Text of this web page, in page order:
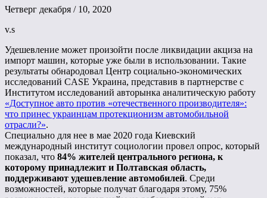
Четверг декабря / 10, 2020
v.s
Удешевление может произойти после ликвидации акциза на
импорт машин, которые уже были в использовании. Такие
результаты обнародовал Центр социально-экономических
исследований CASE Украина, представив в партнерстве с
Институтом исследований авторынка аналитическую работу
«Доступное авто против «отечественного производителя»:
что принес украинцам протекционизм автомобильной
отрасли?».
Специально для нее в мае 2020 года Киевский
международный институт социологии провел опрос, который
показал, что 84% жителей центрального региона, к
которому принадлежит и Полтавская область,
поддерживают удешевление автомобилей. Среди
возможностей, которые получат благодаря этому, 75%